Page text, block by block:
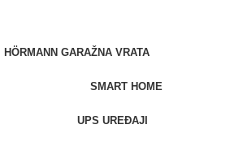
HÖRMANN GARAŽNA VRATA
SMART HOME
UPS UREĐAJI